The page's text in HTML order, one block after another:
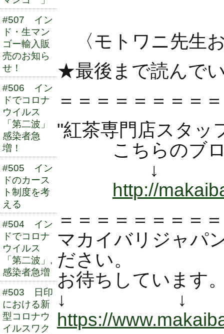
#507 イン
ド・生マン
ゴー輸入販
売のお知ら
せ！
#506 イン
ドでコロナ
ウイルス
「第二波」
感染者急
増！
#505 イン
ドのカース
ト制度を考
える
#504 イン
ドでコロナ
ウイルス
「第二波」,
感染者急増
#503 日印
における新
型コロナウ
イルスワク
〈モトワニ先生
★最後まで読んで
＝＝＝＝＝＝＝＝
"紅茶専門店スタッ
こちらのブログ
↓
http://
＝＝＝＝＝＝＝＝
マカイバリジャパ
ださい。
お待ちしています
↓ ↓
https://